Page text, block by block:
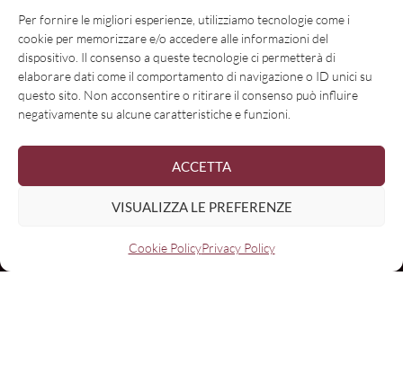
Per fornire le migliori esperienze, utilizziamo tecnologie come i
cookie per memorizzare e/o accedere alle informazioni del
dispositivo. Il consenso a queste tecnologie ci permetterà di
elaborare dati come il comportamento di navigazione o ID unici su
questo sito. Non acconsentire o ritirare il consenso può influire
negativamente su alcune caratteristiche e funzioni.
ACCETTA
VISUALIZZA LE PREFERENZE
Cookie PolicyPrivacy Policy